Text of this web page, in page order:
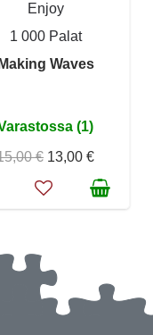
Enjoy
1 000 Palat
Making Waves
(1)
€ 13,00 €